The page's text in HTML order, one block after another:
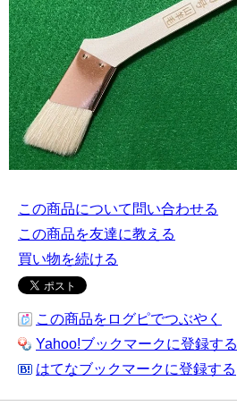
この商品について問い合わせる
この商品を友達に教える
買い物を続ける
この商品をログピでつぶやく
Yahoo!ブックマークに登録する
はてなブックマークに登録する